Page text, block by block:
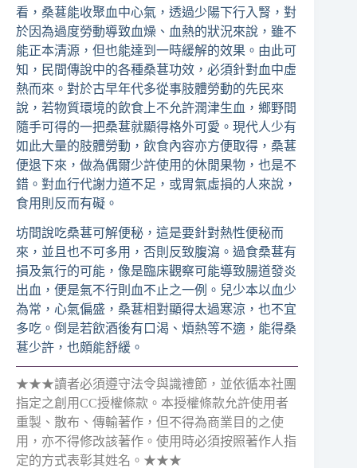
看，桑葚能收聚血中心氣，透過少陽下行入腎，對
於因為過度勞動導致血燥、血熱的狀況來說，雖不
能正本清源，但也能達到一時緩解的效果。由此可
知，民間傳說中的各種桑葚功效，必須針對血中虛
熱而來。對於古早年代多從事肢體勞動的先民來
說，若物質環境的飲食上不允許潤津生血，鄉野間
隨手可得的一把桑葚就顯得格外可愛。現代人少有
如此大量的肢體勞動，飲食內容亦方便取得，桑葚
便退下來，做為偶爾少許使用的休閒果物，也是不
錯。對血行代謝力道不足，或胃氣虛損的人來說，
食用則反而有礙。
坊間說吃桑葚可解便秘，這是要針對熱性便秘而
來，並且也不可多用，否則反致腹瀉。過食桑葚有
損及氣行的可能，像是臨床觀察可能導致腸道發炎
出血，便是氣不行則血不止之一例。兒少本以血少
為常，心氣偏盛，桑葚相對顯得太過寒涼，也不宜
多吃。倒是若飲酒後有口渴、煩熱等不適，能得桑
葚少許，也頗能舒緩。
★★★讀者必須遵守法令與識禮節，並依循本社團
指定之創用CC授權條款。本授權條款允許使用者
重製、散布、傳輸著作，但不得為商業目的之使
用，亦不得修改該著作。使用時必須按照著作人指
定的方式表彰其姓名。★★★